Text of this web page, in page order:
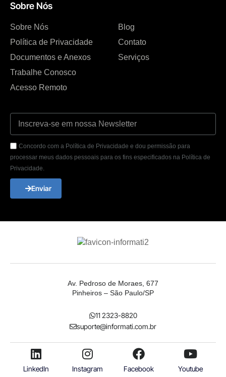
Sobre Nós
Sobre Nós
Política de Privacidade
Documentos e Anexos
Trabalhe Conosco
Acesso Remoto
Blog
Contato
Serviços
Concordo com a Política de Privacidade e dou permissão para
processar meus dados pessoais para os fins especificados na Política de
Privacidade.
Enviar
Av. Pedroso de Moraes, 677
Pinheiros – São Paulo/SP
11 2323-8820
suporte@informati.com.br
LinkedIn Instagram Facebook Youtube